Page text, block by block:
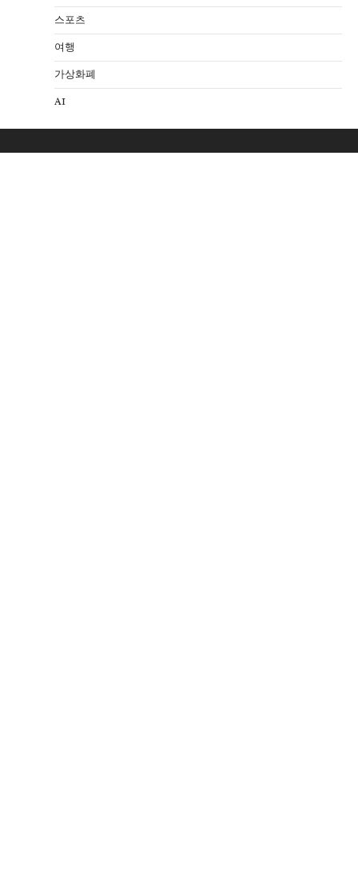
스포츠
여행
가상화폐
AI